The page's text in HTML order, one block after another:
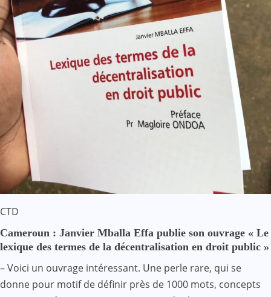
CTD
Cameroun : Janvier Mballa Effa publie son ouvrage « Le
lexique des termes de la décentralisation en droit public »
– Voici un ouvrage intéressant. Une perle rare, qui se
donne pour motif de définir près de 1000 mots, concepts